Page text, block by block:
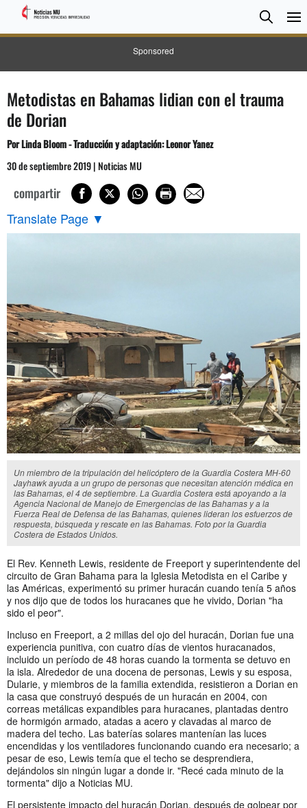
Sponsored
Search
Metodistas en Bahamas lidian con el trauma
de Dorian
Por Linda Bloom - Traducción y adaptación: Leonor Yanez
30 de septiembre 2019 | Noticias MU
compartir
Translate Page ▼
Un miembro de la tripulación del helicóptero de la Guardia Costera MH-60
Jayhawk ayuda a un grupo de personas que necesitan atención médica en
las Bahamas, el 4 de septiembre. La Guardia Costera está apoyando a la
Agencia Nacional de Manejo de Emergencias de las Bahamas y a la
Fuerza Real de Defensa de las Bahamas, quienes lideran los esfuerzos de
respuesta, búsqueda y rescate en las Bahamas. Foto por la Guardia
Costera de Estados Unidos.
El Rev. Kenneth Lewis, residente de Freeport y superintendente del
circuito de Gran Bahama para la Iglesia Metodista en el Caribe y
las Américas, experimentó su primer huracán cuando tenía 5 años
y nos dijo que de todos los huracanes que he vivido, Dorian "ha
sido el peor".
Incluso en Freeport, a 2 millas del ojo del huracán, Dorian fue una
experiencia punitiva, con cuatro días de vientos huracanados,
incluido un período de 48 horas cuando la tormenta se detuvo en
la isla. Alrededor de una docena de personas, Lewis y su esposa,
Dularie, y miembros de la familia extendida, resistieron a Dorian en
la casa que construyó después de un huracán en 2004, con
correas metálicas expandibles para huracanes, plantadas dentro
de hormigón armado, atadas a acero y clavadas al marco de
madera del techo. Las baterías solares mantenían las luces
encendidas y los ventiladores funcionando cuando era necesario; a
pesar de eso, Lewis temía que el techo se desprendiera,
dejándolos sin ningún lugar a donde ir. "Recé cada minuto de la
tormenta" dijo a Noticias MU.
El persistente impacto del huracán Dorian, después de golpear por